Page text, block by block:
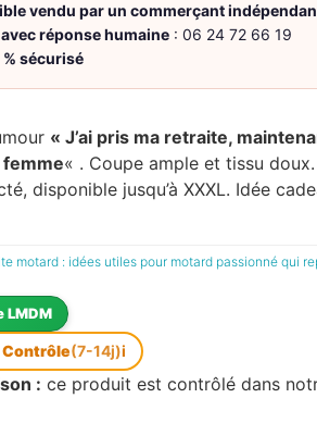
vendu par un commerçant
réponse humaine : 06 24 72 66 19
sécurisé
« J’ai pris ma retraite,
« . Coupe ample et tissu
disponible jusqu’à XXXL. Idée
motard : idées utiles pour motard passionné qui
LMDM
(7-14j)i
: ce produit est contrôlé dans